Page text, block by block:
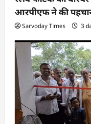
आरपीएफ ने की
Sarvoday Times 3